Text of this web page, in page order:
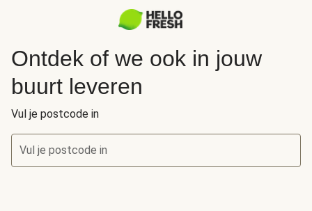
Ontdek of we ook in jouw
buurt leveren
Vul je postcode in
Vul je postcode in